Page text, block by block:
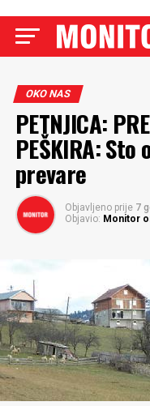
OKO NAS
PETNJICA:
PEŠKIRA: Sto
prevare
Objavljeno prije 7
Objavio: Monitor